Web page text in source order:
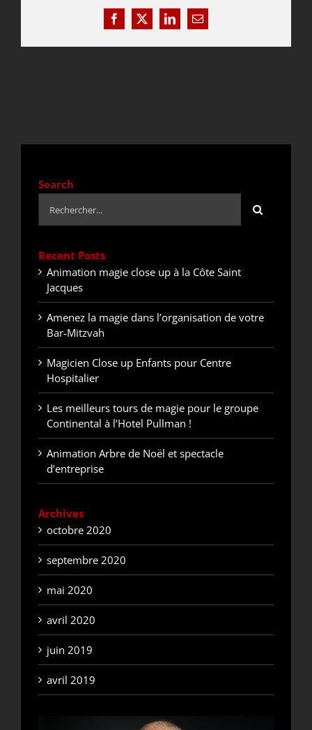
DEVIS / CONTACT
Facebook
X LinkedInEmail
Search
Recent Posts
Animation magie close up à la Côte Saint
Jacques
Amenez la magie dans l’organisation de votre
Bar-Mitzvah
Magicien Close up Enfants pour Centre
Hospitalier
Les meilleurs tours de magie pour le groupe
Continental à l’Hotel Pullman !
Animation Arbre de Noël et spectacle
d’entreprise
Archives
octobre 2020
septembre 2020
mai 2020
avril 2020
juin 2019
avril 2019